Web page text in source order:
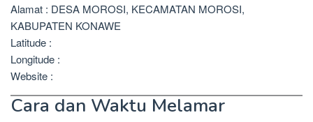
Alamat : DESA MOROSI, KECAMATAN MOROSI,
KABUPATEN KONAWE
Latitude :
Longitude :
Website :
Cara dan Waktu Melamar